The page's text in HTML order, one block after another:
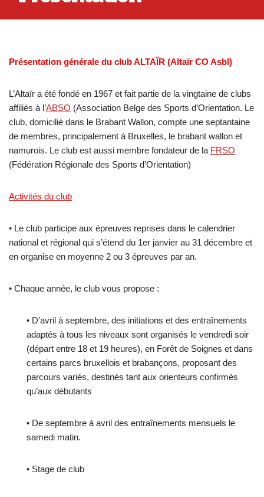
Présentation générale du club ALTAÏR (Altaïr CO Asbl)
L’Altaïr a été fondé en 1967 et fait partie de la vingtaine de clubs
affiliés à l’ABSO (Association Belge des Sports d’Orientation. Le
club, domicilié dans le Brabant Wallon, compte une septantaine
de membres, principalement à Bruxelles, le brabant wallon et
namurois. Le club est aussi membre fondateur de la FRSO
(Fédération Régionale des Sports d’Orientation)
Activités du club
• Le club participe aux épreuves reprises dans le calendrier
national et régional qui s’étend du 1er janvier au 31 décembre et
en organise en moyenne 2 ou 3 épreuves par an.
• Chaque année, le club vous propose :
• D’avril à septembre, des initiations et des entraînements
adaptés à tous les niveaux sont organisés le vendredi soir
(départ entre 18 et 19 heures), en Forêt de Soignes et dans
certains parcs bruxellois et brabançons, proposant des
parcours variés, destinés tant aux orienteurs confirmés
qu’aux débutants
• De septembre à avril des entraînements mensuels le
samedi matin.
• Stage de club